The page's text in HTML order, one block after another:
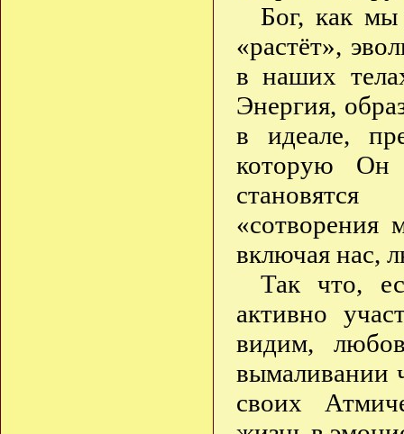
Бог, как мы
«растёт»,
в наших
Энергия,
в идеале,
которую Он
«сотворения
включая нас,
Так что,
активно
видим,
вымаливании
своих